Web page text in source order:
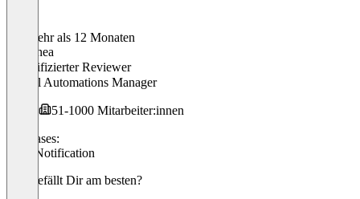
Vor mehr als 12 Monaten
Dorothea
Verifizierter Reviewer
Digital Automations Manager
51-1000 Mitarbeiter:innen
Use cases:
Push Notification
Was gefällt Dir am besten?